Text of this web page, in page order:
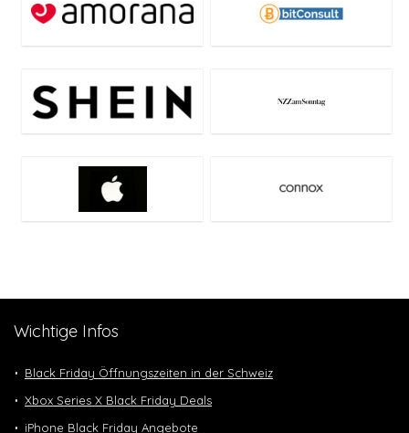
Wichtige Infos
Black Friday Öffnungszeiten in der Schweiz
Xbox Series X Black Friday Deals
iPhone Black Friday Angebote